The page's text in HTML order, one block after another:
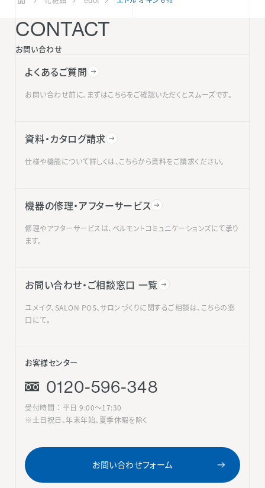
CONTACT
お問い合わせ
よくあるご質問
お問い合わせ前に、まずはこちらをご確認いただくとスムーズです。
資料・カタログ請求
仕様や機能について詳しくは、こちらから資料をご請求ください。
機器の修理・アフターサービス
修理やアフターサービスは、ベルモントコミュニケーションズにて承り
ます。
お問い合わせ・ご相談窓口 一覧
ユメイク、SALON POS、サロンづくりに関するご相談は、こちらの窓
口にて。
お客様センター
0120-596-348
受付時間 ： 平日 9:00〜17:30
※土日祝日、年末年始、夏季休暇を除く
お問い合わせフォーム